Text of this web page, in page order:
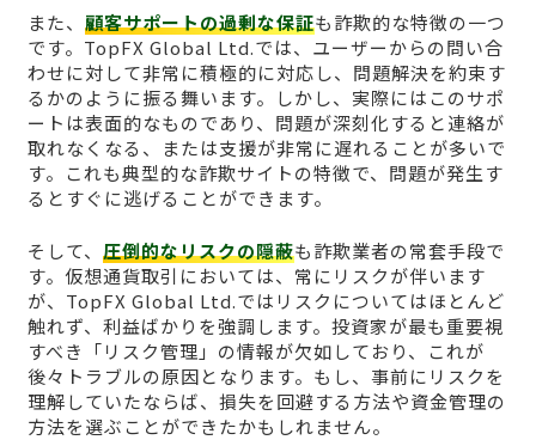
また、 顧客サポートの過剰な保証も詐欺的な特徴の一つ
です。TopFX Global Ltd.では、ユーザーからの問い合
わせに対して非常に積極的に対応し、問題解決を約束す
るかのように振る舞います。しかし、実際にはこのサポ
ートは表面的なものであり、問題が深刻化すると連絡が
取れなくなる、または支援が非常に遅れることが多いで
す。これも典型的な詐欺サイトの特徴で、問題が発生す
るとすぐに逃げることができます。
そして、 圧倒的なリスクの隠蔽も詐欺業者の常套手段で
す。仮想通貨取引においては、常にリスクが伴います
が、TopFX Global Ltd.ではリスクについてはほとんど
触れず、利益ばかりを強調します。投資家が最も重要視
すべき「リスク管理」の情報が欠如しており、これが
後々トラブルの原因となります。もし、事前にリスクを
理解していたならば、損失を回避する方法や資金管理の
方法を選ぶことができたかもしれません。